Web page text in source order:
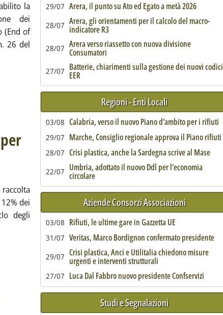
la
dei
(End of
26 del
il Mase fa il punto sui regolamenti'
raccolta
dei
degli
in programma investimenti per 321 mln'
. Sottotitolo: Dal Parlamento europeo
. Pubblicata giovedì 11 aprile 2024 alle 9.36.
29/07 Arera, il punto su Ato ed Egato a metà 2026
28/07 Arera, gli orientamenti per il calcolo del macro-
indicatore R3
28/07 Arera verso riassetto con nuova divisione
Consumatori
27/07 Batterie, chiarimenti sulla gestione dei nuovi codici
EER
Regioni - Enti Locali
03/08 Calabria, verso il nuovo Piano d’ambito per i rifiuti
29/07 Marche, Consiglio regionale approva il Piano rifiuti
28/07 Crisi plastica, anche la Sardegna scrive al Mase
22/07 Umbria, adottato il nuovo Ddl per l’economia
circolare
Aziende Consorzi Associazioni
03/08 Rifiuti, le ultime gare in Gazzetta UE
31/07 Veritas, Marco Bordignon confermato presidente
29/07 Crisi plastica, Anci e Utilitalia chiedono misure
urgenti e interventi strutturali
27/07 Luca Dal Fabbro nuovo presidente Confservizi
Studi e Segnalazioni